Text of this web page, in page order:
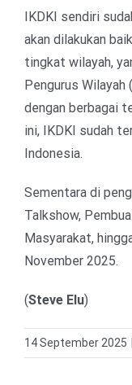
IKDKI sendiri
akan dilakukan
tingkat wilayah,
Pengurus
dengan berbagai
ini, IKDKI sudah
Indonesia.
Sementara di
Talkshow,
Masyarakat,
November 2025.
(Steve Elu)
14 September 2025